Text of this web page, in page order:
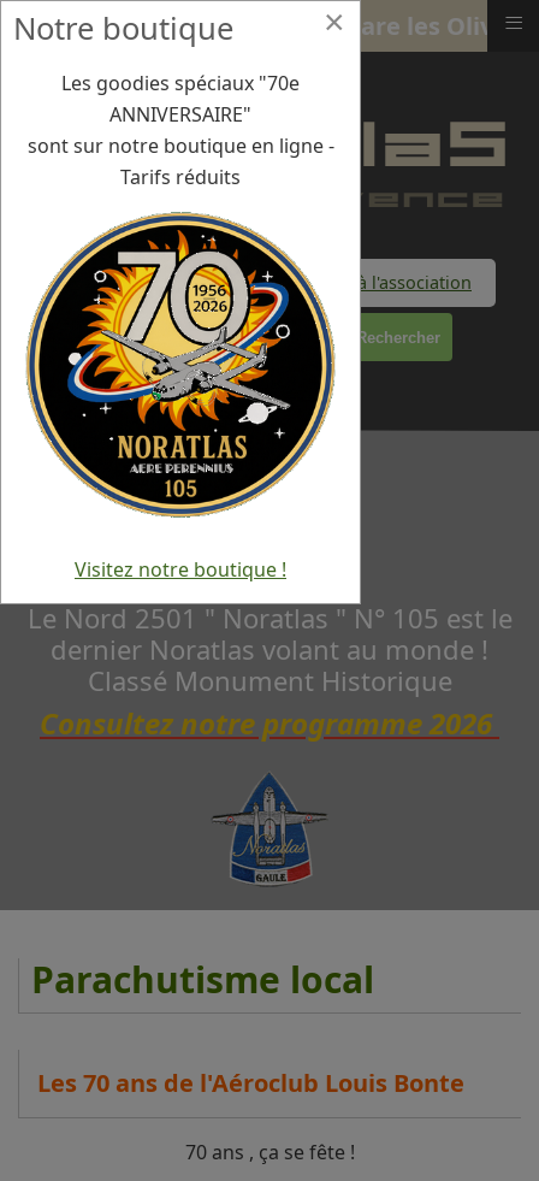
Faire un don à l'association
Rechercher
Le Nord 2501 " Noratlas " N° 105 est le
dernier Noratlas volant au monde !
Classé Monument Historique
Consultez notre programme 2026
Parachutisme local
Les 70 ans de l'Aéroclub Louis Bonte
70 ans , ça se fête !
×
Notre boutique
Les goodies spéciaux "70e
ANNIVERSAIRE"
sont sur notre boutique en ligne -
Tarifs réduits
Visitez notre boutique !
13 oct 2019 : Aérodrome La Fare les Oliviers
≡